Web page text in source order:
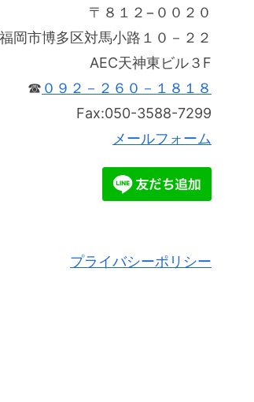
〒８１２−００２０
岡市博多区対馬小路１０－２２
AEC天神東ビル３F
☎ ０９２－２６０－１８１８
Fax:050-3588-7299
メールフォーム
プライバシーポリシー